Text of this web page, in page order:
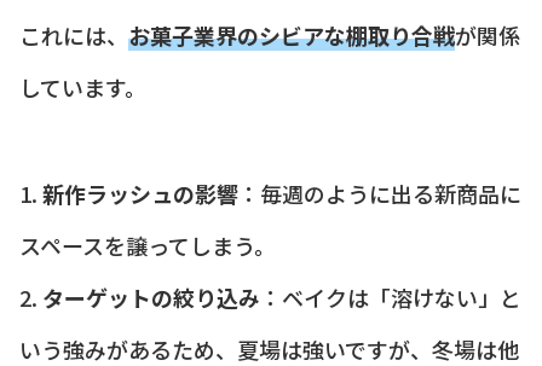
これには、 お菓子業界のシビアな棚取り合戦が関係
しています。
1.新作ラッシュの影響 ：毎週のように出る新商品に
スペースを譲ってしまう。
2. ターゲットの絞り込み ：ベイクは「溶けない」と
いう強みがあるため、夏場は強いですが、冬場は他